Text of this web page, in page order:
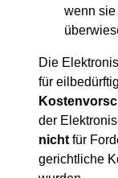
wenn
Die
für
der
nicht für
gerichtliche